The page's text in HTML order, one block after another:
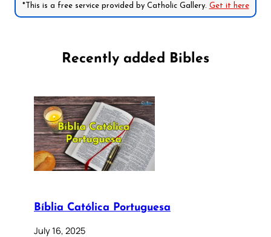
*This is a free service provided by Catholic Gallery. Get it here
Recently added Bibles
Bíblia Católica Portuguesa
July 16, 2025